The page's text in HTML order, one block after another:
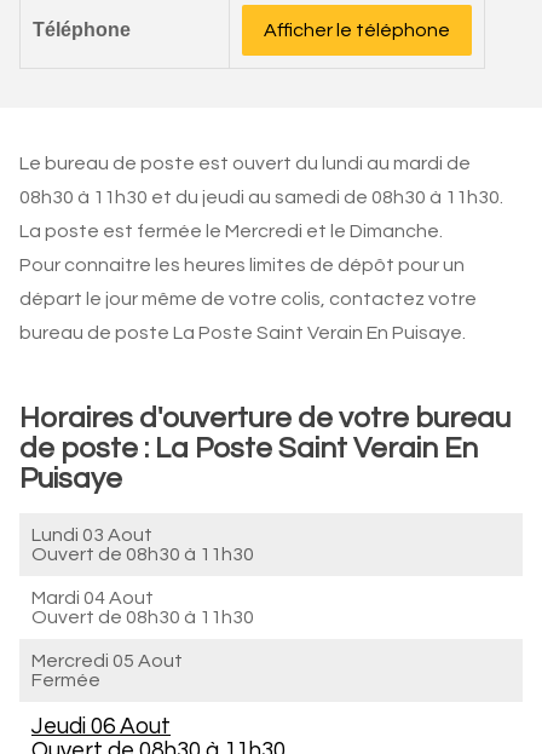
Téléphone Afficher le téléphone
Le bureau de poste est ouvert du lundi au mardi de
08h30 à 11h30 et du jeudi au samedi de 08h30 à 11h30.
La poste est fermée le Mercredi et le Dimanche.
Pour connaitre les heures limites de dépôt pour un
départ le jour même de votre colis, contactez votre
bureau de poste La Poste Saint Verain En Puisaye.
Horaires d'ouverture de votre bureau
de poste : La Poste Saint Verain En
Puisaye
Lundi 03 Aout
Ouvert de 08h30 à 11h30
Mardi 04 Aout
Ouvert de 08h30 à 11h30
Mercredi 05 Aout
Fermée
Jeudi 06 Aout